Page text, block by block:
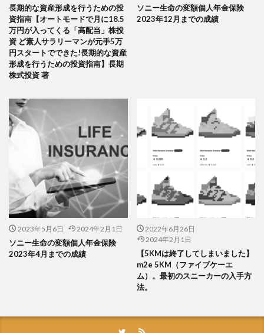
長期的な資産形成を行うための投
資指南【オートモードで月に18.5
万円が入ってくる「高配当」株投
資 ど素人サラリーマンが元手5万
円スタートでできた!長期的な資産
形成を行うための投資指南】長期
株式投資 著
ソニー生命の変額個人年金保険
2023年12月までの成績
2023年5月6日 2024年2月1日
ソニー生命の変額個人年金保険
2023年4月までの成績
2022年6月26日
2024年2月1日
【5KMは終了してしまいました】
m2e 5KM（ファイブケーエ
ム）。最初のスニーカーの入手方
法。